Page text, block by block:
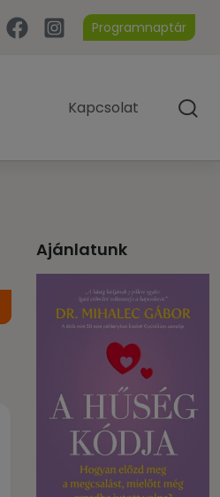
Programnaptár
Kapcsolat
Ajánlatunk